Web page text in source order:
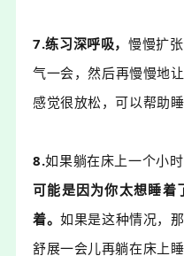
7.练习深呼吸，慢慢扩
气一会，然后再慢慢地
感觉很放松，可以帮助睡
8.如果躺在床上一个小
可能是因为你太想睡着
着。如果是这种情况，
舒展一会儿再躺在床上睡